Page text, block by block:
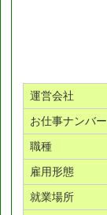
運営会社
お仕事ナンバー
職種
雇用形態
就業場所